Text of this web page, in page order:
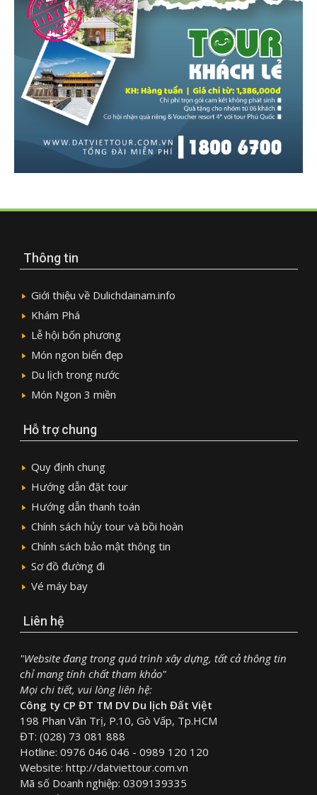
Thông tin
Giới thiệu về Dulichdainam.info
Khám Phá
Lễ hội bốn phương
Món ngon biển đẹp
Du lịch trong nước
Món Ngon 3 miền
Hỗ trợ chung
Quy định chung
Hướng dẫn đặt tour
Hướng dẫn thanh toán
Chính sách hủy tour và bồi hoàn
Chính sách bảo mật thông tin
Sơ đồ đường đi
Vé máy bay
Liên hệ
"Website đang trong quá trình xây dựng, tất cả thông tin
chỉ mang tính chất tham khảo"
Mọi chi tiết, vui lòng liên hệ:
Công ty CP ĐT TM DV Du lịch Đất Việt
198 Phan Văn Trị, P.10, Gò Vấp, Tp.HCM
ĐT: (028) 73 081 888
Hotline: 0976 046 046 - 0989 120 120
Website: http://datviettour.com.vn
Mã số Doanh nghiệp: 0309139335